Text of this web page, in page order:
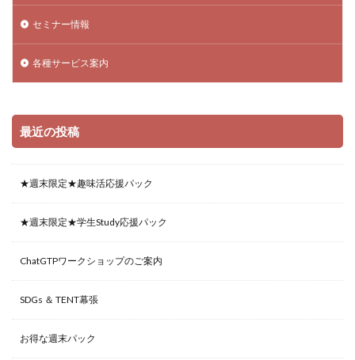
セミナー情報
各種サービス案内
最近の投稿
★週末限定★趣味活応援パック
★週末限定★学生Study応援パック
ChatGTPワークショップのご案内
SDGs ＆ TENT幕張
お得な週末パック